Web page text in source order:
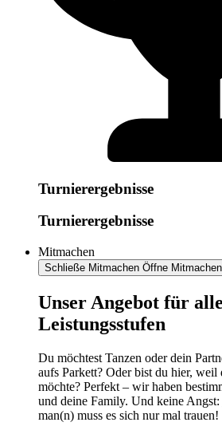
Turnierergebnisse
Turnierergebnisse
Mitmachen
Schließe Mitmachen Öffne Mitmachen
​​​Unser Angebot für
Leistungsstufen
Du möchtest Tanzen oder dein
aufs Parkett? Oder bist du hier, weil
möchte? Perfekt – wir haben
und deine Family. Und keine Angst:
man(n) muss es sich nur mal trauen!